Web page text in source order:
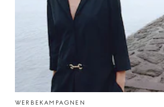
WERBEKAMPAGNEN